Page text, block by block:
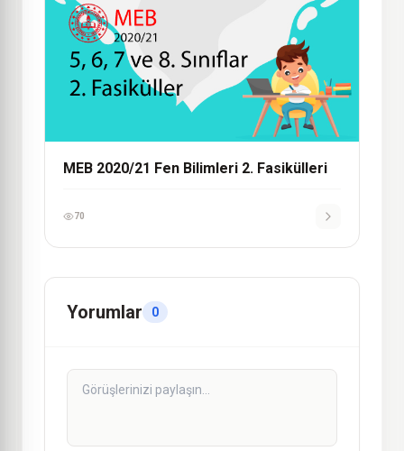
MEB 2020/21 Fen Bilimleri 2. Fasikülleri
70
Yorumlar 0